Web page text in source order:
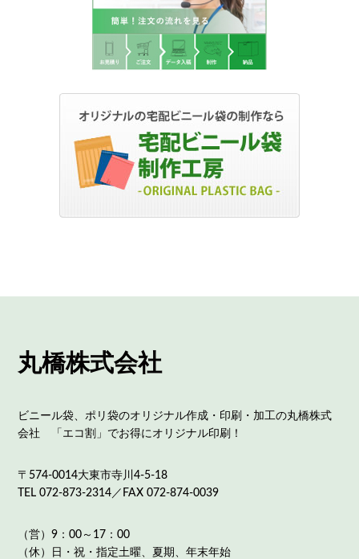
丸橋株式会社
ビニール袋、ポリ袋のオリジナル作成・印刷・加工の丸橋株式
会社 「エコ割」でお得にオリジナル印刷！
〒574-0014大東市寺川4-5-18
TEL 072-873-2314／FAX 072-874-0039
（営）9：00～17：00
（休）日・祝・指定土曜、夏期、年末年始